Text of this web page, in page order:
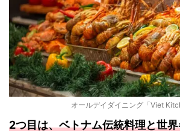
オールデイダイニング「Viet
2つ目は、ベトナム伝統料理と世